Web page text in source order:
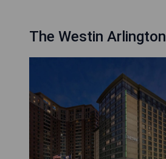
The Westin Arlington